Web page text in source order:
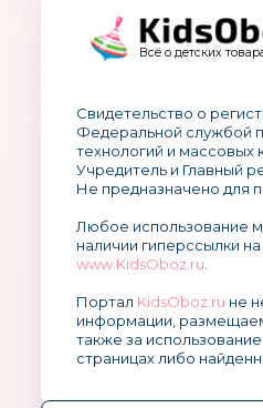
Всё о детских
Свидетельство о
Федеральной службой
технологий и массовых
Учредитель и Главный
Не предназначено для
Любое использование
наличии гиперссылки
www.KidsOboz.ru
Портал KidsOboz.ru не
информации,
также за
страницах либо